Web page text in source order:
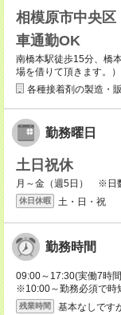
相模原市中央区
車通勤OK
南橋本駅徒歩15分、橋
場を借りて頂きます。）
各種接着剤の製造・
勤務曜日
土日祝休
月～金（週5日） ※日
休日休暇 土・日・祝
勤務時間
09:00～17:30(実働7時
※10:00～勤務必須で時
残業時間 基本なしです